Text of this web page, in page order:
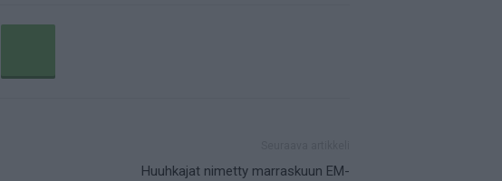
Huuhkajat nimetty marraskuun EM-